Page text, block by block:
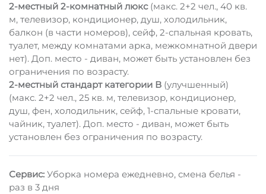
2-местный 2-комнатный люкс(макс. 2+2 чел., 40 кв.
м, телевизор, кондиционер, душ, холодильник,
балкон (в части номеров), сейф, 2-спальная кровать,
туалет, между комнатами арка, межкомнатной двери
нет). Доп. место - диван, может быть установлен без
ограничения по возрасту.
2-местный стандарт категории В (улучшенный)
(макс. 2+2 чел., 25 кв. м, телевизор, кондиционер,
душ, фен, холодильник, сейф, 1-спальные кровати,
чайник, туалет). Доп. место - диван, может быть
установлен без ограничения по возрасту.
Сервис: Уборка номера ежедневно, смена белья -
раз в 3 дня